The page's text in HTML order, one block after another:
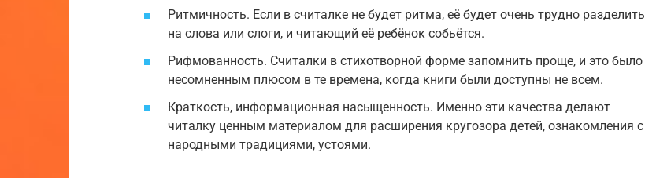
Ритмичность. Если в считалке не будет ритма, её будет очень трудно разделить
на слова или слоги, и читающий её ребёнок собьётся.
Рифмованность. Считалки в стихотворной форме запомнить проще, и это было
несомненным плюсом в те времена, когда книги были доступны не всем.
Краткость, информационная насыщенность. Именно эти качества делают
читалку ценным материалом для расширения кругозора детей, ознакомления с
народными традициями, устоями.